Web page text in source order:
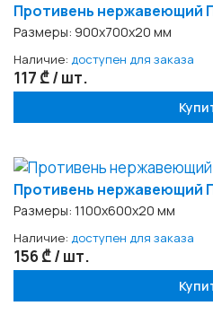
Противень нержавеющий
Размеры: 900х700x20 мм
Наличие: доступен для заказа
117 ₾ / шт.
Противень нержавеющий
Размеры: 1100х600x20 мм
Наличие: доступен для заказа
156 ₾ / шт.